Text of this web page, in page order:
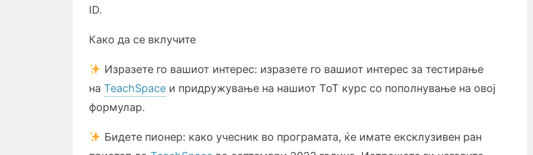
ID.
Како да се вклучите
Изразете го вашиот интерес: изразете го вашиот интерес за тестирање
на TeachSpace и придружување на нашиот ToT курс со пополнување на овој
формулар.
Бидете пионер: како учесник во програмата, ќе имате ексклузивен ран